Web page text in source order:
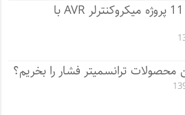
دانلود کتاب 11 پروژه میکروکنترلر AVR با
محصولات ترانسمیتر فشار را بخریم؟